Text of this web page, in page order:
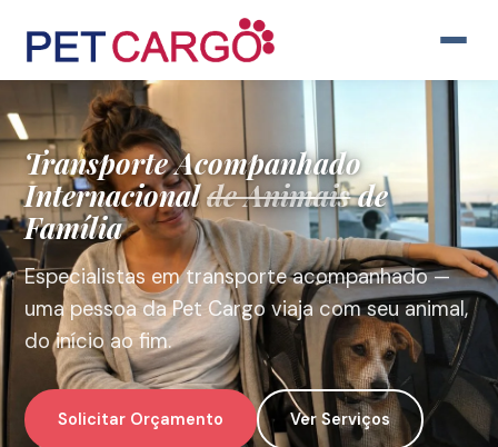
TransporteAcompanhado
Internacionalde Animaisde
Família
Especialistas em transporte acompanhado —
uma pessoa da Pet Cargo viaja com seu animal,
do início ao fim.
Solicitar Orçamento Ver Serviços